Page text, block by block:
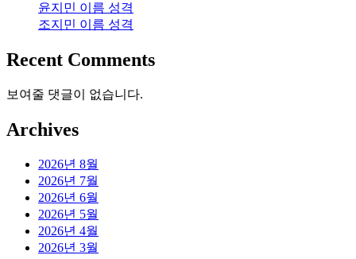
윤지민 이름 성격
조지민 이름 성격
Recent Comments
보여줄 댓글이 없습니다.
Archives
2026년 8월
2026년 7월
2026년 6월
2026년 5월
2026년 4월
2026년 3월